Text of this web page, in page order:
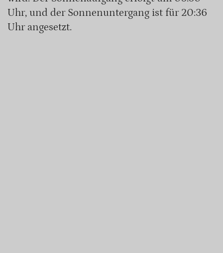
Uhr, und der Sonnenuntergang ist für 20:36
Uhr angesetzt.